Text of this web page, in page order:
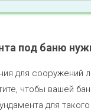
под баню
для сооружений
чтобы вашей
для